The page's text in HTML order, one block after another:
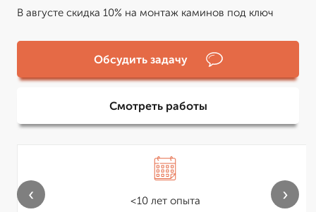
В августе скидка 10% на монтаж каминов под ключ
Обсудить задачу
Смотреть работы
<10 лет опыта
‹ ›